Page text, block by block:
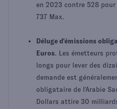
en 2023 contre 528
737 Max.
Déluge d'émissions
Euros. Les émetteurs
longs pour lever des
demande est
obligataire de l'Arabie
Dollars attire 30